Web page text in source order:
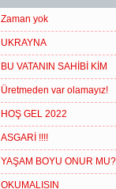
Zaman yok
UKRAYNA
BU VATANIN SAHİBİ KİM
Üretmeden var olamayız!
HOŞ GEL 2022
ASGARİ !!!!
YAŞAM BOYU ONUR MU?
OKUMALISIN